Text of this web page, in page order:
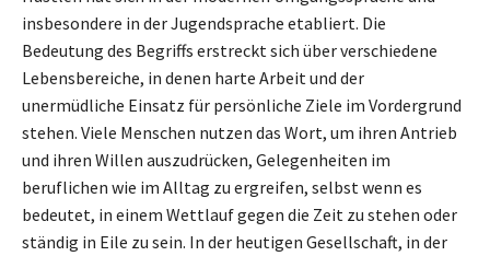
insbesondere in der Jugendsprache etabliert. Die
Bedeutung des Begriffs erstreckt sich über verschiedene
Lebensbereiche, in denen harte Arbeit und der
unermüdliche Einsatz für persönliche Ziele im Vordergrund
stehen. Viele Menschen nutzen das Wort, um ihren Antrieb
und ihren Willen auszudrücken, Gelegenheiten im
beruflichen wie im Alltag zu ergreifen, selbst wenn es
bedeutet, in einem Wettlauf gegen die Zeit zu stehen oder
ständig in Eile zu sein. In der heutigen Gesellschaft, in der